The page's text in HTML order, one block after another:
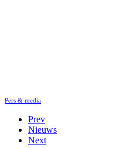
Pers & media
Prev
Nieuws
Next